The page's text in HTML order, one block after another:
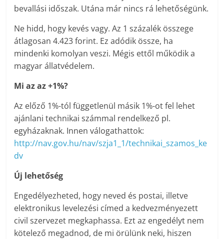
bevallási időszak. Utána már nincs rá lehetőségünk.
Ne hidd, hogy kevés vagy. Az 1 százalék összege
átlagosan 4.423 forint. Ez adódik össze, ha
mindenki komolyan veszi. Mégis ettől működik a
magyar állatvédelem.
Mi az az +1%?
Az előző 1%-tól függetlenül másik 1%-ot fel lehet
ajánlani technikai számmal rendelkező pl.
egyházaknak. Innen válogathattok:
http://nav.gov.hu/nav/szja1_1/technikai_szamos_ke
dv
Új lehetőség
Engedélyezheted, hogy neved és postai, illetve
elektronikus levelezési címed a kedvezményezett
civil szervezet megkaphassa. Ezt az engedélyt nem
kötelező megadnod, de mi örülünk neki, hiszen